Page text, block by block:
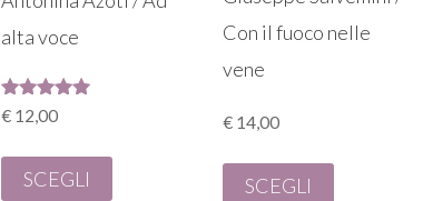
alta voce
Valutato
5.00
€ 12,00
SCEGLI
Con il fuoco nelle
vene
€ 14,00
SCEGLI